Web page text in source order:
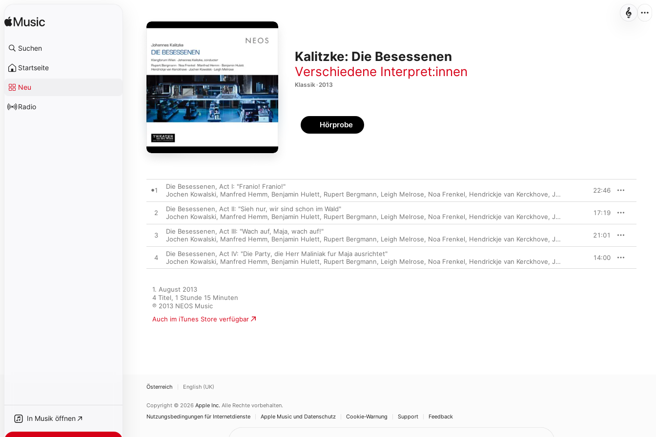
Suchen
Startseite
Neu
Radio
In Musik öffnen
Kalitzke: Die Besessenen
Verschiedene Interpret:innen
Klassik · 2013
Hörprobe
1
Die Besessenen, Act I: "Franio! Franio!"
Jochen Kowalski, Manfred Hemm, Benjamin Hulett, Rupert Bergmann, Leigh Melrose, Noa Frenkel, Hendrickje van Kerckhove, Johannes Kalitzke ,
22:46
2
Die Besessenen, Act II: "Sieh nur, wir sind schon im Wald"
Jochen Kowalski, Manfred Hemm, Benjamin Hulett, Rupert Bergmann, Leigh Melrose, Noa Frenkel, Hendrickje van Kerckhove, Johannes Kalitzke ,
17:19
3
Die Besessenen, Act III: "Wach auf, Maja, wach auf!"
Jochen Kowalski, Manfred Hemm, Benjamin Hulett, Rupert Bergmann, Leigh Melrose, Noa Frenkel, Hendrickje van Kerckhove, Johannes Kalitzke ,
21:01
4
Die Besessenen, Act IV: "Die Party, die Herr Maliniak fur Maja ausrichtet"
Jochen Kowalski, Manfred Hemm, Benjamin Hulett, Rupert Bergmann, Leigh Melrose, Noa Frenkel, Hendrickje van Kerckhove, Johannes Kalitzke ,
14:00
1. August 2013
4 Titel, 1 Stunde 15 Minuten
℗ 2013 NEOS Music
Auch im iTunes Store verfügbar
Österreich English (UK)
Copyright © 2026 Apple Inc. Alle Rechte vorbehalten.
Nutzungsbedingungen für Internetdienste
Apple Music und Datenschutz Cookie-Warnung Support Feedback